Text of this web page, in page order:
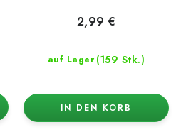
auf Lager (159 Stk.)
2,99 €
IN DEN KORB